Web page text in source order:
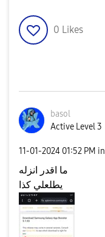
0 Likes
basol
Active Level 3
‎11-01-2024 01:52 PM in
ما اقدر انزله
يطلعلي كذا